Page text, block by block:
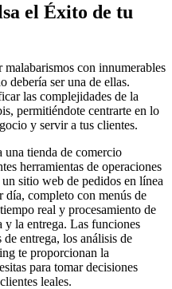
el Éxito de tu
con innumerables
debería ser una de ellas.
las complejidades de la
permitiéndote centrarte en lo
y servir a tus clientes.
una tienda de comercio
herramientas de operaciones
sitio web de pedidos en línea
día, completo con menús de
real y procesamiento de
y la entrega. Las funciones
entrega, los análisis de
te proporcionan la
para tomar decisiones
leales.